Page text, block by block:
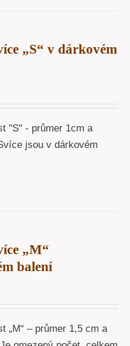
„S“ v dárkovém
"S" - průmer 1cm a
jsou v dárkovém
„M“
balení
„M“ – průmer 1,5 cm a